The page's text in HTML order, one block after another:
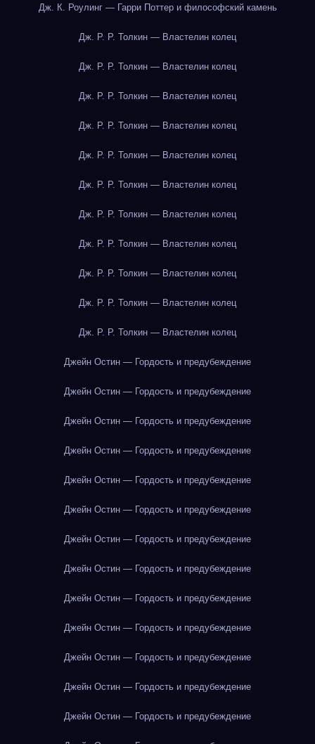
Дж. К. Роулинг — Гарри Поттер и философский камень
Дж. Р. Р. Толкин — Властелин колец
Дж. Р. Р. Толкин — Властелин колец
Дж. Р. Р. Толкин — Властелин колец
Дж. Р. Р. Толкин — Властелин колец
Дж. Р. Р. Толкин — Властелин колец
Дж. Р. Р. Толкин — Властелин колец
Дж. Р. Р. Толкин — Властелин колец
Дж. Р. Р. Толкин — Властелин колец
Дж. Р. Р. Толкин — Властелин колец
Дж. Р. Р. Толкин — Властелин колец
Дж. Р. Р. Толкин — Властелин колец
Джейн Остин — Гордость и предубеждение
Джейн Остин — Гордость и предубеждение
Джейн Остин — Гордость и предубеждение
Джейн Остин — Гордость и предубеждение
Джейн Остин — Гордость и предубеждение
Джейн Остин — Гордость и предубеждение
Джейн Остин — Гордость и предубеждение
Джейн Остин — Гордость и предубеждение
Джейн Остин — Гордость и предубеждение
Джейн Остин — Гордость и предубеждение
Джейн Остин — Гордость и предубеждение
Джейн Остин — Гордость и предубеждение
Джейн Остин — Гордость и предубеждение